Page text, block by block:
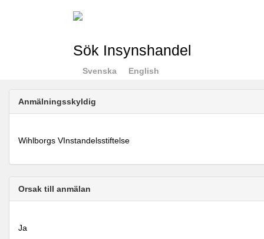
Sök Insynshandel
Svenska English
Anmälningsskyldig
Wihlborgs VInstandelsstiftelse
Orsak till anmälan
Ja